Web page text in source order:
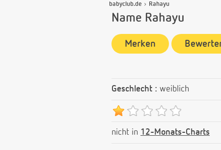
babyclub.de Rahayu
Name Rahayu
Merken
Geschlecht : weiblich
nicht in 12-Monats-Charts